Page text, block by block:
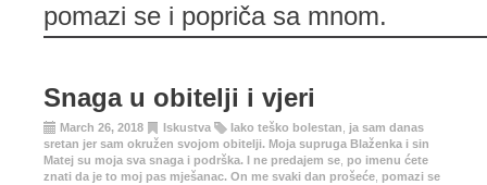
pomazi se i popriča sa mnom.
Snaga u obitelji i vjeri
March 26, 2018 Iskustva Iako teško bolestan
ja sam danas
sretan jer sam okružen svojom obitelji. Moja supruga Blaženka i sin
Matej su moja sva snaga i podrška. I ne predajem se po imenu ćete
znati da je to moj pas mješanac. On me svaki dan prošeće pomazi se